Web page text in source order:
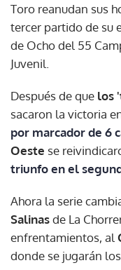
Toro reanudan sus
tercer partido de su
de Ocho del 55
Juvenil.
Después de que los
sacaron la victoria
por marcador de 6
Oeste se
triunfo en el
Ahora la serie
Salinasde La
enfrentamientos, al
donde se jugarán